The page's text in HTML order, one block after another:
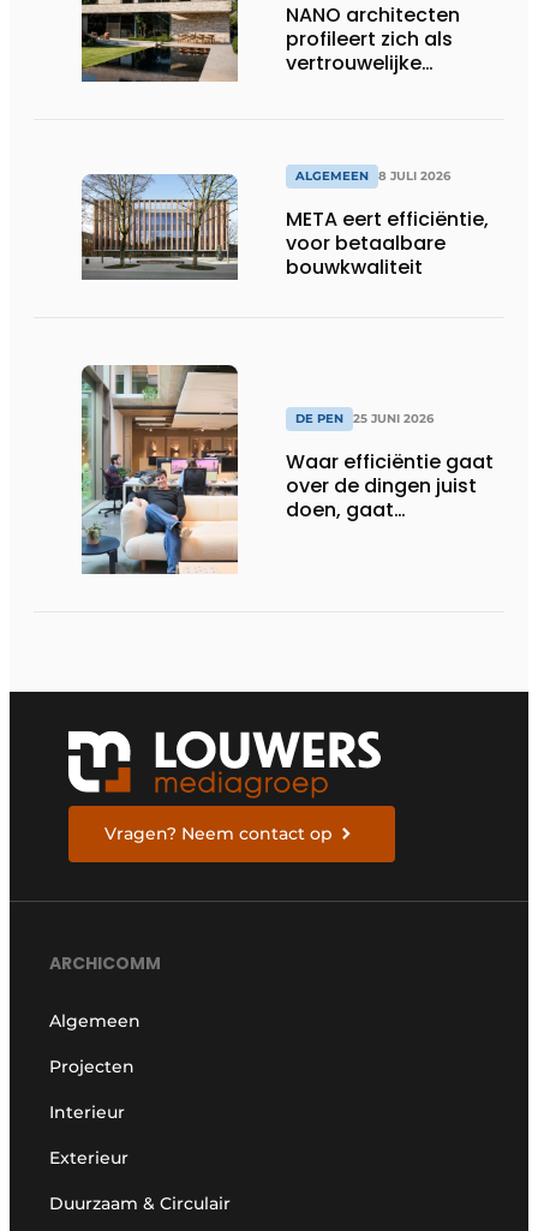
NANO architecten
profileert zich als
vertrouwelijke
ALGEMEEN 8 JULI 2026
META eert efficiëntie,
voor betaalbare
bouwkwaliteit
DE PEN 25 JUNI 2026
Waar efficiëntie gaat
over de dingen juist
doen, gaat
Vragen? Neem contact op
ARCHICOMM
Algemeen
Projecten
Interieur
Exterieur
Duurzaam & Circulair